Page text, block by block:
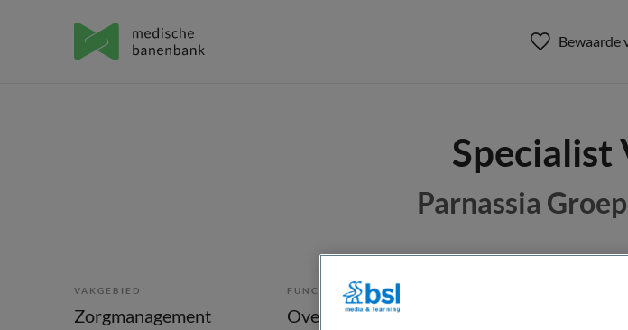
Bewaarde
Specialist
Parnassia
VAKGEBIED
Zorgmanagement
FUNCTIE